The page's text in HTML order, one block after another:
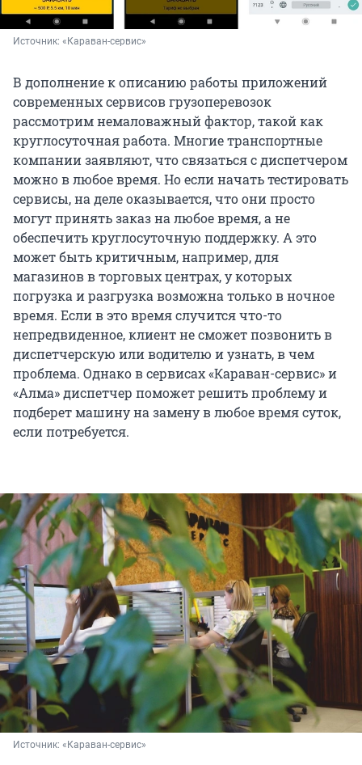
Источник: «Караван-сервис»
В дополнение к описанию работы приложений
современных сервисов грузоперевозок
рассмотрим немаловажный фактор, такой как
круглосуточная работа. Многие транспортные
компании заявляют, что связаться с диспетчером
можно в любое время. Но если начать тестировать
сервисы, на деле оказывается, что они просто
могут принять заказ на любое время, а не
обеспечить круглосуточную поддержку. А это
может быть критичным, например, для
магазинов в торговых центрах, у которых
погрузка и разгрузка возможна только в ночное
время. Если в это время случится что-то
непредвиденное, клиент не сможет позвонить в
диспетчерскую или водителю и узнать, в чем
проблема. Однако в сервисах «Караван-сервис» и
«Алма» диспетчер поможет решить проблему и
подберет машину на замену в любое время суток,
если потребуется.
Источник: «Караван-сервис»